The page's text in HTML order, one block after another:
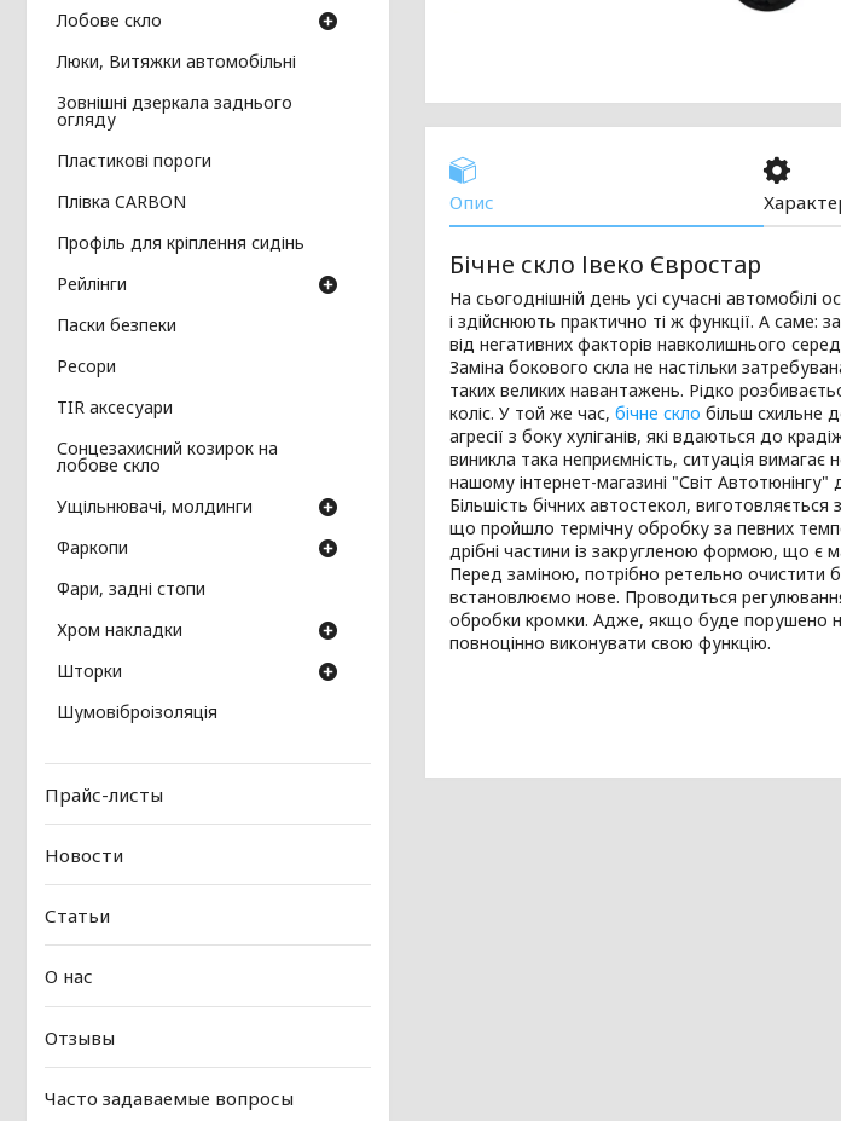
Опис
Бічне скло Івеко Євростар
На сьогоднішній день усі сучасні автомобілі
і здійснюють практично ті ж функції. А
від негативних факторів навколишнього
Заміна бокового скла не настільки
таких великих навантажень. Рідко
коліс. У той же час, бічне скло більш схильне
агресії з боку хуліганів, які вдаються до
виникла така неприємність, ситуація
нашому інтернет-магазині "Світ
Більшість бічних автостекол,
що пройшло термічну обробку за певних
дрібні частини із закругленою формою, що є
Перед заміною, потрібно ретельно очистити
встановлюємо нове. Проводиться
обробки кромки. Адже, якщо буде порушено
повноцінно виконувати свою функцію.
Лобове скло
Люки, Витяжки автомобільні
Зовнішні дзеркала заднього
огляду
Пластикові пороги
Плівка CARBON
Профіль для кріплення сидінь
Рейлінги
Паски безпеки
Ресори
TIR аксесуари
Сонцезахисний козирок на
лобове скло
Ущільнювачі, молдинги
Фаркопи
Фари, задні стопи
Хром накладки
Шторки
Шумовіброізоляція
Прайс-листы
Новости
Статьи
О нас
Отзывы
Часто задаваемые вопросы